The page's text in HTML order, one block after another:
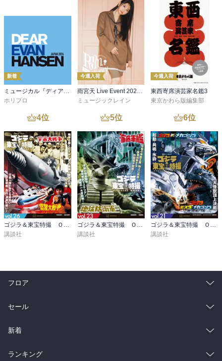
変化」 山下博司×岡光信子×坂川直也×夏目深雪・論考「インド映画
におけるムスリム表象の変化―「無害の隣人」から「宿命の仇敵」
へ―」 山下博司・論考「インド映画の女性表象」 岡光信子掲載
作品DVD&Blu-ray編者・著者プロフィール
新着
ミュージカル『ディア・エヴァン・ハンセン』公演プログラム －稽古場写真ver.&舞台写真ver. 合本－
ホリプロ
今週入荷
雨宮天 Live Event 2026 -Room Theory- パンフレット
ミュージックレイン
今週入荷
東西寄席演芸家名鑑3
東京かわら版編集部
4位
講談社
5位
講談社
6位
講談社
フロア
総合
ラノベ
雑誌・グラビア
セール
総合
ラノベ
新着
総合
ランキング